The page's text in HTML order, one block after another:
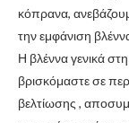
κόπρανα,
την εμφάνιση
Η βλέννα γενικά
βρισκόμαστε σε
βελτίωσης ,